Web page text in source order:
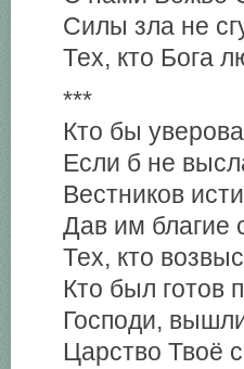
Силы зла не
Тех, кто Бога
***
Кто бы
Если б не
Вестников
Дав им благие
Тех, кто
Кто был готов
Господи,
Царство Твоё